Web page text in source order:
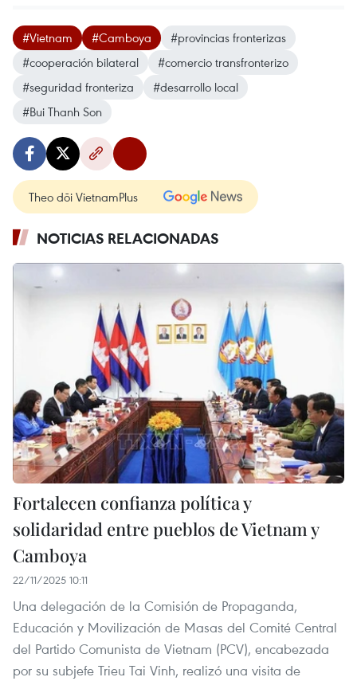
#Vietnam #Camboya
#provincias fronterizas
#cooperación bilateral
#comercio transfronterizo
#seguridad fronteriza
#desarrollo local
#Bui Thanh Son
Theo dõi VietnamPlus
NOTICIAS RELACIONADAS
Fortalecen confianza política y
solidaridad entre pueblos de Vietnam y
Camboya
22/11/2025 10:11
Una delegación de la Comisión de Propaganda,
Educación y Movilización de Masas del Comité Central
del Partido Comunista de Vietnam (PCV), encabezada
por su subjefe Trieu Tai Vinh, realizó una visita de